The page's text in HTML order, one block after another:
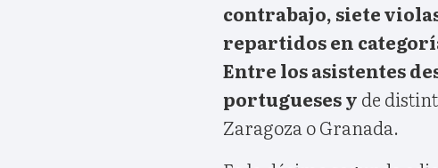
contrabajo, siete
repartidos en
Entre los asistentes
portugueses y de
Zaragoza o Granada.